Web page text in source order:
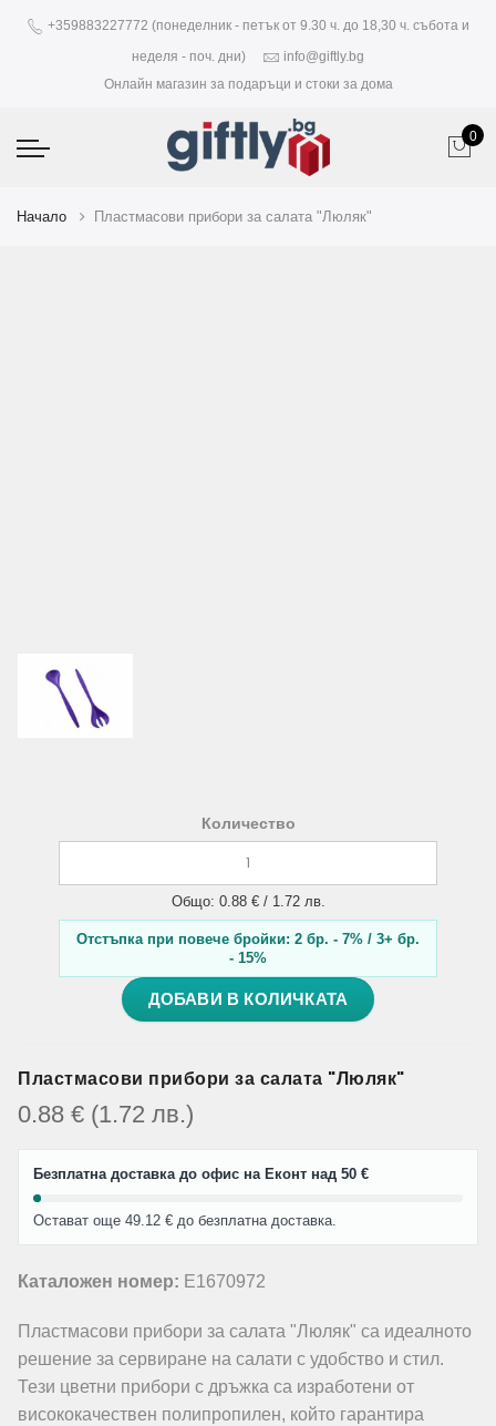
+359883227772 (понеделник - петък от 9.30 ч. до 18,30 ч. събота и
неделя - поч. дни)
info@giftly.bg
Онлайн магазин за подаръци и стоки за дома
0
Начало Пластмасови прибори за салата "Люляк"
Количество
Общо: 0.88 € / 1.72 лв.
Отстъпка при повече бройки: 2 бр. - 7% / 3+ бр.
- 15%
ДОБАВИ В КОЛИЧКАТА
Пластмасови прибори за салата "Люляк"
0.88 € (1.72 лв.)
Безплатна доставка до офис на Еконт над 50 €
Остават още 49.12 € до безплатна доставка.
Каталожен номер: E1670972
Пластмасови прибори за салата "Люляк" са идеалното
решение за сервиране на салати с удобство и стил.
Тези цветни прибори с дръжка са изработени от
висококачествен полипропилен, който гарантира